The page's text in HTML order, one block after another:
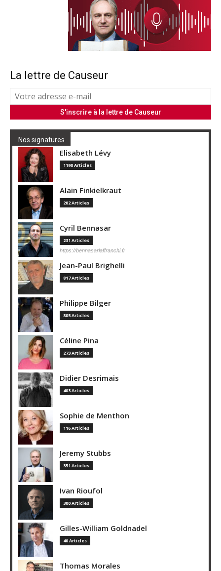
La lettre de Causeur
Nos signatures
Elisabeth Lévy
1190 Articles
Alain Finkielkraut
202 Articles
Cyril Bennasar
231 Articles
https://bennasarlaffranchi.fr
Jean-Paul Brighelli
817 Articles
Philippe Bilger
805 Articles
Céline Pina
273 Articles
Didier Desrimais
403 Articles
Sophie de Menthon
116 Articles
Jeremy Stubbs
351 Articles
Ivan Rioufol
300 Articles
Gilles-William Goldnadel
40 Articles
Thomas Morales